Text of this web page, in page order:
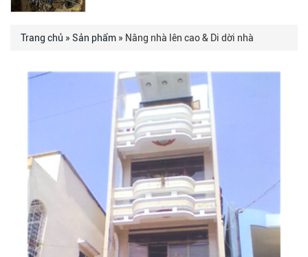
Trang chủ » Sản phẩm » Nâng nhà lên cao & Di dời nhà